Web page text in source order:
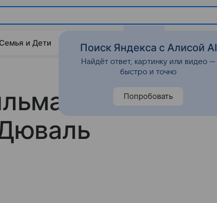
Семья и Дети Дом Гороскопы Стиль жизни
«Крестный
Поиск Яндекса с Алисой AI
Найдёт ответ, картинку или видео —
быстро и точно
Попробовать